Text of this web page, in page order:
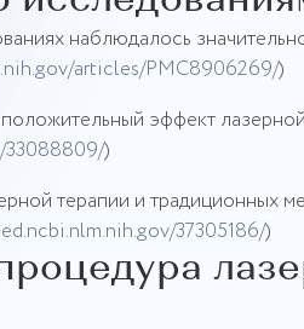
наблюдалось
articles/PMC8906269/)
эффект
33088809/)
терапии и традиционных
37305186/)